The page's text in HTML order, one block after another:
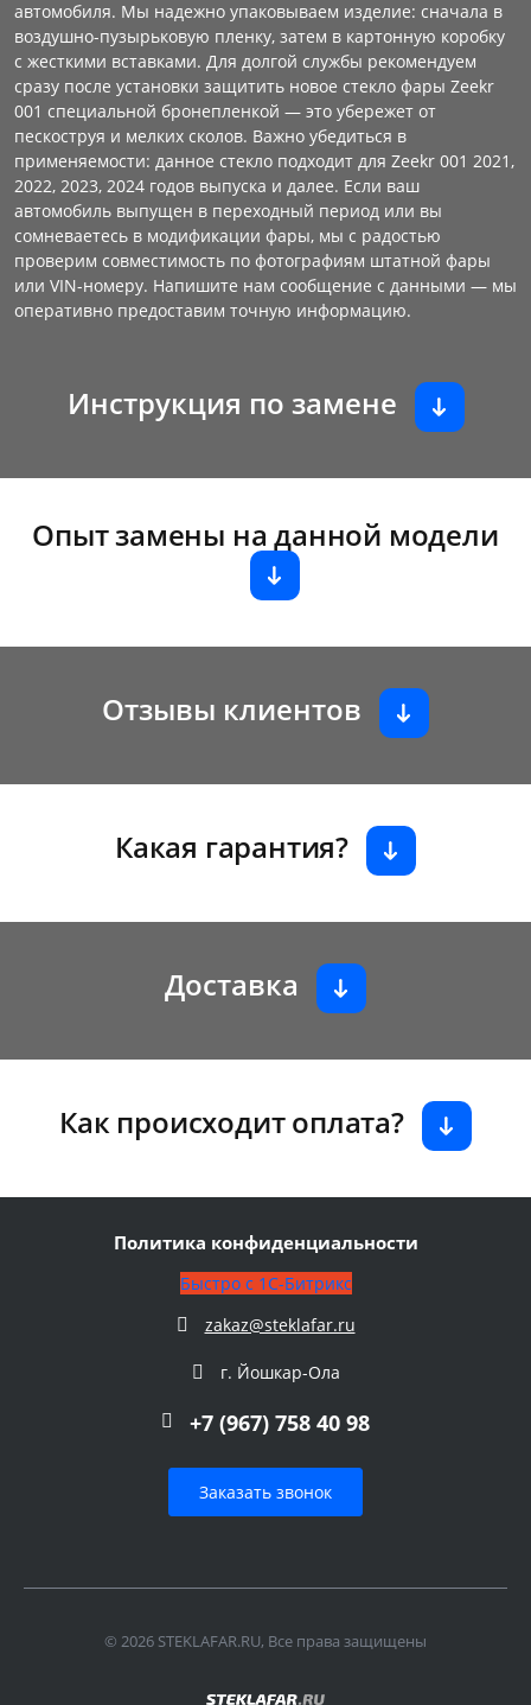
автомобиля. Мы надежно упаковываем изделие: сначала в
воздушно-пузырьковую пленку, затем в картонную коробку
с жесткими вставками. Для долгой службы рекомендуем
сразу после установки защитить новое стекло фары Zeekr
001 специальной бронепленкой — это убережет от
пескоструя и мелких сколов. Важно убедиться в
применяемости: данное стекло подходит для Zeekr 001 2021,
2022, 2023, 2024 годов выпуска и далее. Если ваш
автомобиль выпущен в переходный период или вы
сомневаетесь в модификации фары, мы с радостью
проверим совместимость по фотографиям штатной фары
или VIN-номеру. Напишите нам сообщение с данными — мы
оперативно предоставим точную информацию.
Инструкция по замене
Опыт замены на данной модели
Отзывы клиентов
Какая гарантия?
Доставка
Как происходит оплата?
Политика конфиденциальности
Быстро с 1С-Битрикс
zakaz@steklafar.ru
г. Йошкар-Ола
+7 (967) 758 40 98
Заказать звонок
© 2026 STEKLAFAR.RU, Все права защищены